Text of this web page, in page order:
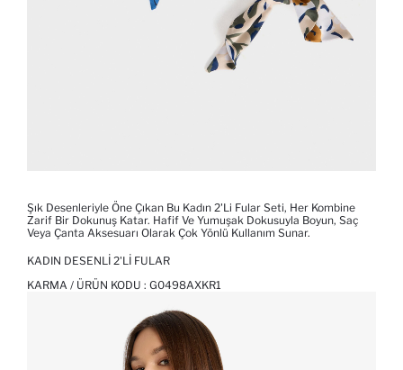
Şık Desenleriyle Öne Çıkan Bu Kadın 2'li Fular Seti, Her Kombine
Zarif Bir Dokunuş Katar. Hafif Ve Yumuşak Dokusuyla Boyun, Saç
Veya Çanta Aksesuarı Olarak Çok Yönlü Kullanım Sunar.
KADIN DESENLI 2'LI FULAR
KARMA / ÜRÜN KODU : G0498AXKR1